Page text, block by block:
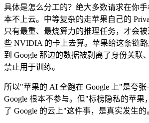
具体是怎么分工的？绝大多数请求在你
本不上云。中等复杂的走苹果自己的
只有最重、最烧算力的推理任务，才会被
些 NVIDIA 的卡上去算。苹果给这条链
到 Google 那边的数据被剥离了身份关联
禁止用于训练。
所以"苹果的 AI 全跑在 Google 上"是夸
Google 根本不参与。但"标榜隐私的苹果
了 Google 的云上"这件事，是真实发生的